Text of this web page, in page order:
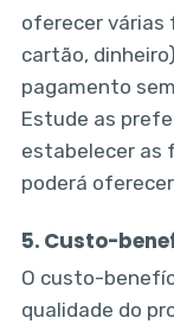
oferecer várias
cartão,
pagamento
Estude as
estabelecer as
poderá
5. Custo-
O custo-
qualidade do